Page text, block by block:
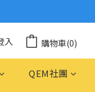
入
購物車(0)
QEM社團